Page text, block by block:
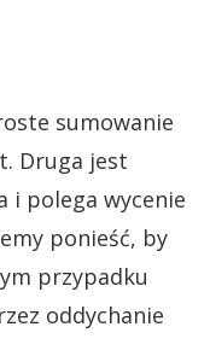
sumowanie
Druga jest
i polega wycenie
ponieść, by
przypadku
oddychanie